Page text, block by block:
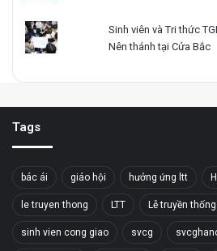
Sinh viên và Tri thức
Nên thánh tại Cửa Bắc
Tags
bác ái giáo hội hưởng ứng ltt
le truyen thong LTT Lễ truyền
sinh vien cong giao svcg